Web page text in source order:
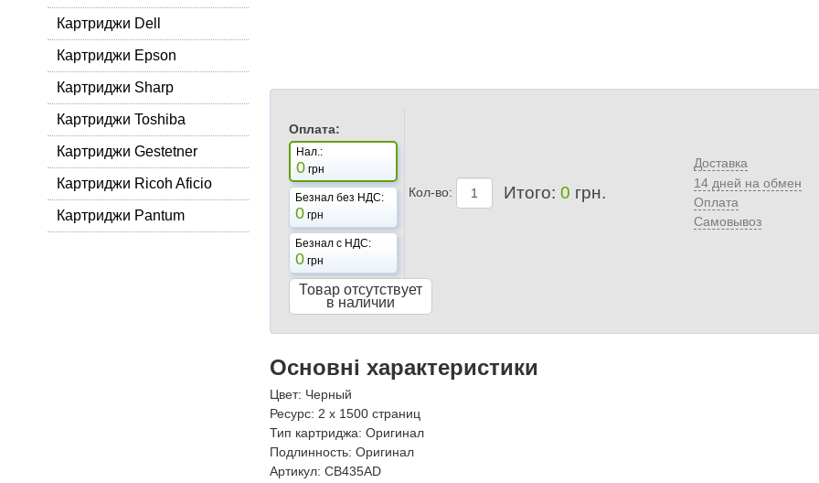
Картриджи Dell
Картриджи Epson
Картриджи Sharp
Картриджи Toshiba
Картриджи Gestetner
Картриджи Ricoh Aficio
Картриджи Pantum
Оплата:
Нал.:
0 грн
Безнал без НДС:
0 грн
Безнал с НДС:
0 грн
Кол-во: Итого: 0 грн.
Доставка
14 дней на обмен
Оплата
Самовывоз
Товар отсутствует
в наличии
Основні характеристики
Цвет: Черный
Ресурс: 2 x 1500 страниц
Тип картриджа: Оригинал
Подлинность: Оригинал
Артикул: CB435AD